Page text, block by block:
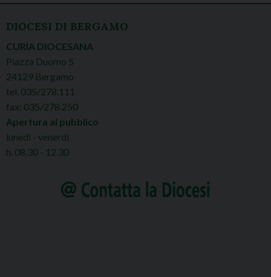
DIOCESI DI BERGAMO
CURIA DIOCESANA
Piazza Duomo 5
24129 Bergamo
tel. 035/278.111
fax: 035/278.250
Apertura al pubblico
lunedì - venerdì
h. 08.30 - 12.30